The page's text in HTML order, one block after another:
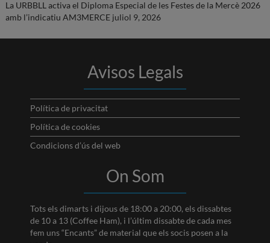
La URBBLL activa el Diploma Especial de les Festes de la Mercè 2026
amb l’indicatiu AM3MERCE juliol 9, 2026
Avisos Legals
Política de privacitat
Política de cookies
Condicions d’ús del web
On Som
Tots els dimarts i dijous de 18:00 a 20:00, els dissabtes
de 10 a 13 (Coffee Ham), i l’últim dissabte de cada mes
fem uns “Encants” de material que els socis posen a la